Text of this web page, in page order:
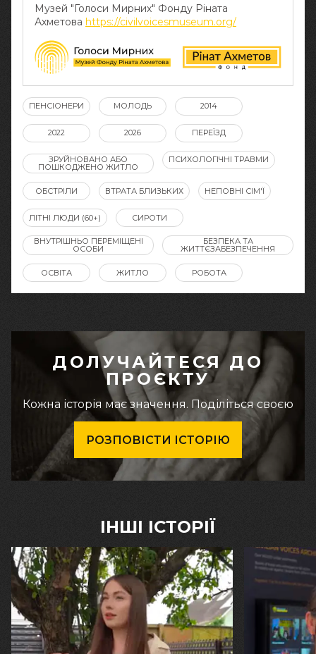
Музей "Голоси Мирних" Фонду Ріната
Ахметова https://civilvoicesmuseum.org/
ПЕНСІОНЕРИ МОЛОДЬ 2014
2022 2026 ПЕРЕЇЗД
ЗРУЙНОВАНО АБО
ПОШКОДЖЕНО ЖИТЛО
ПСИХОЛОГІЧНІ ТРАВМИ
ОБСТРІЛИ ВТРАТА БЛИЗЬКИХ НЕПОВНІ СІМ'Ї
ЛІТНІ ЛЮДИ (60+) СИРОТИ
ВНУТРІШНЬО ПЕРЕМІЩЕНІ
ОСОБИ
БЕЗПЕКА ТА
ЖИТТЄЗАБЕЗПЕЧЕННЯ
ОСВІТА ЖИТЛО РОБОТА
ДОЛУЧАЙТЕСЯ ДО
ПРОЄКТУ
Кожна історія має значення. Поділіться своєю
РОЗПОВІСТИ ІСТОРІЮ
ІНШІ ІСТОРІЇ